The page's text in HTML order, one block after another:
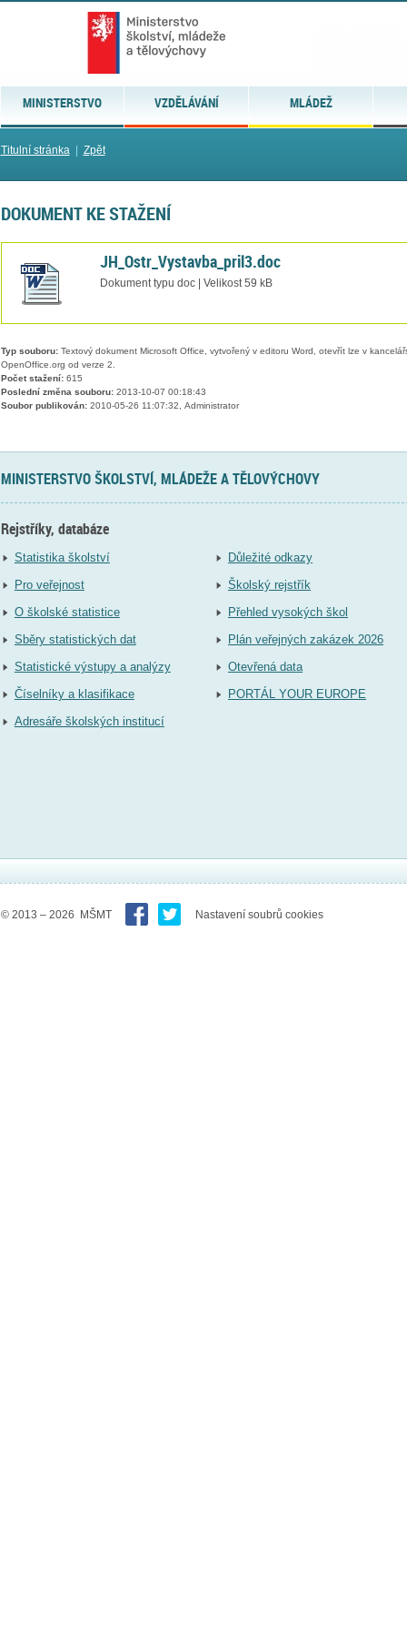
MINISTERSTVO VZDĚLÁVÁNÍ MLÁDEŽ
Titulní stránka| Zpět
DOKUMENT KE STAŽENÍ
JH_Ostr_Vystavba_pril3.doc
Dokument typu doc | Velikost 59 kB
Typ souboru:Textový dokument Microsoft Office, vytvořený v editoru Word, otevřít lze v
OpenOffice.org od verze 2.
Počet stažení:615
Poslední změna souboru:2013-10-07 00:18:43
Soubor publikován:2010-05-26 11:07:32, Administrator
MINISTERSTVO ŠKOLSTVÍ, MLÁDEŽE A TĚLOVÝCHOVY
Rejstříky, databáze
Statistika školství
Pro veřejnost
O školské statistice
Sběry statistických dat
Statistické výstupy a analýzy
Číselníky a klasifikace
Adresáře školských institucí
Důležité odkazy
Školský rejstřík
Přehled vysokých škol
Plán veřejných zakázek 2026
Otevřená data
PORTÁL YOUR EUROPE
© 2013 – 2026 MŠMT Nastavení soubrů cookies